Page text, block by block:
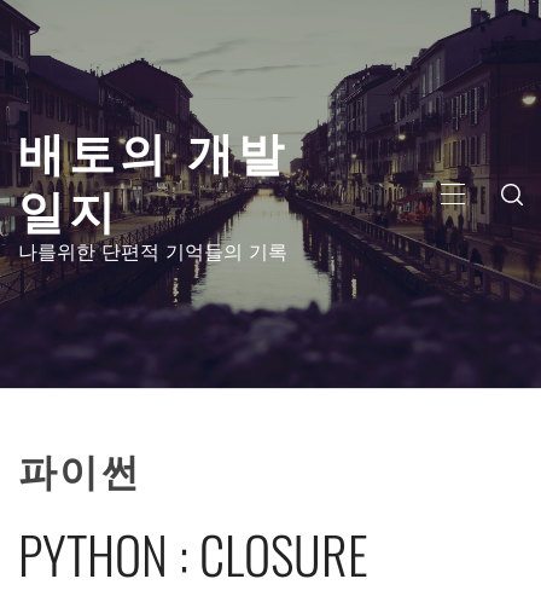
콘
츠
로
건
뛰
기
배토의 개발
일지
나를위한 단편적 기억들의 기록
주
메
뉴
파이썬
PYTHON : CLOSURE